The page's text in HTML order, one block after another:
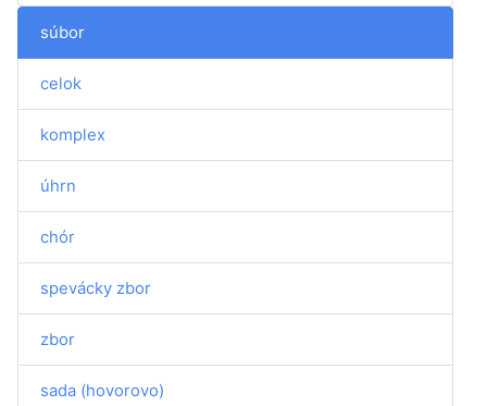
súbor
celok
komplex
úhrn
chór
spevácky zbor
zbor
sada (hovorovo)